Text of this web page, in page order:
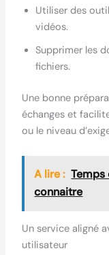
Utiliser des
vidéos.
Supprimer les
fichiers.
Une bonne
échanges et
ou le niveau
A lire : Temps
connaitre
Un service aligné
utilisateur